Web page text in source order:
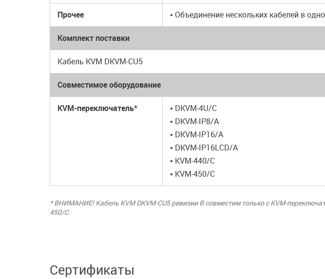
Прочее • Объединение нескольких кабелей в
Комплект поставки
Кабель KVM DKVM-CU5
Совместимое оборудование
KVM-переключатель*
• DKVM-4U/C
• DKVM-IP8/A
• DKVM-IP16/A
• DKVM-IP16LCD/A
• KVM-440/C
• KVM-450/C
* ВНИМАНИЕ! Кабель KVM DKVM-CU5 ревизии B совместим только с KVM-
450/C
Сертификаты